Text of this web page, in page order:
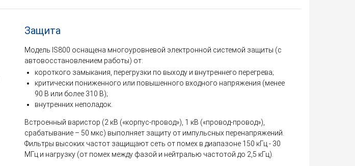
Защита
Модель IS800 оснащена многоуровневой электронной системой защиты (c
автовосстановлением работы) от:
короткого замыкания, перегрузки по выходу и внутреннего перегрева;
критически пониженного или повышенного входного напряжения (менее
90 В или более 310 В);
внутренних неполадок.
Встроенный варистор (2 кВ («корпус-провод»), 1 кВ («провод-провод»),
срабатывание – 50 мкс) выполняет защиту от импульсных перенапряжений.
Фильтры высоких частот защищают сеть от помех в диапазоне 150 кГц - 30
МГц и нагрузку (от помех между фазой и нейтралью частотой до 2,5 кГц).